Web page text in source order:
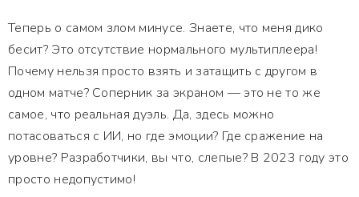
Теперь о самом злом минусе. Знаете, что меня дико
бесит? Это отсутствие нормального мультиплеера!
Почему нельзя просто взять и затащить с другом в
одном матче? Соперник за экраном — это не то же
самое, что реальная дуэль. Да, здесь можно
потасоваться с ИИ, но где эмоции? Где сражение на
уровне? Разработчики, вы что, слепые? В 2023 году это
просто недопустимо!